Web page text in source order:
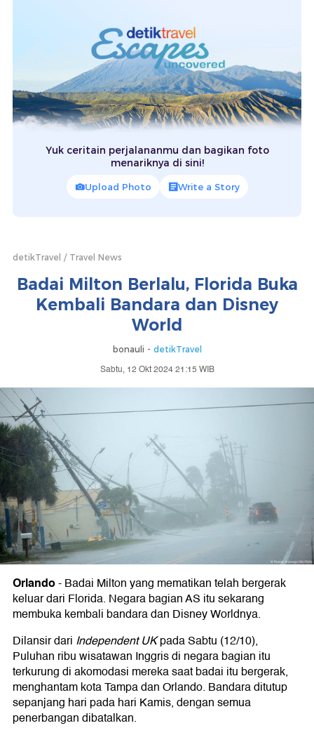
Yuk ceritain perjalananmu dan bagikan foto
menariknya di sini!
Upload Photo Write a Story
detikTravel Travel News
Badai Milton Berlalu, Florida Buka
Kembali Bandara dan Disney
World
bonauli - detikTravel
Sabtu, 12 Okt 2024 21:15 WIB
Orlando-Badai Milton yang mematikan telah bergerak
keluar dari Florida. Negara bagian AS itu sekarang
membuka kembali bandara dan Disney Worldnya.
Dilansir dari Independent UKpada Sabtu (12/10),
Puluhan ribu wisatawan Inggris di negara bagian itu
terkurung di akomodasi mereka saat badai itu bergerak,
menghantam kota Tampa dan Orlando. Bandara ditutup
sepanjang hari pada hari Kamis, dengan semua
penerbangan dibatalkan.